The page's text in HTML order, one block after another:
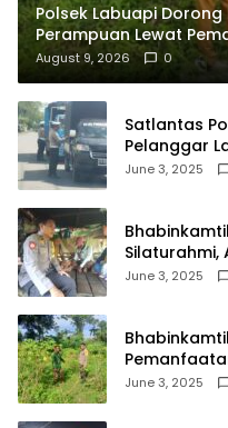
Polsek Labuapi
Perampuan Lewat
Rumah
August 9, 2026 0
Satlantas
Pelanggar
Kendaraan
June 3, 2025
Silaturahmi,
Lingkungan
June 3, 2025
Ketahanan
June 3, 2025